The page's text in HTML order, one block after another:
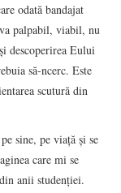
odată bandajat
palpabil, viabil, nu
descoperirea Eului
să-ncerc. Este
scutură din
sine, pe viaţă şi se
care mi se
anii studenţiei.